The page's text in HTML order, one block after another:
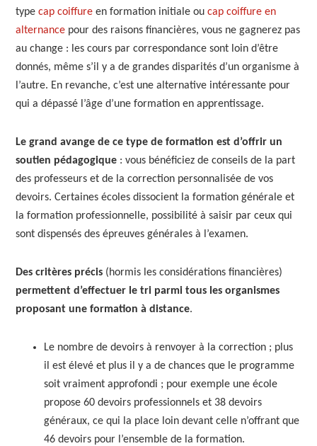
typecap coiffure en formation initiale oucap coiffure en
alternance pour des raisons financières, vous ne gagnerez pas
au change : les cours par correspondance sont loin d’être
donnés, même s’il y a de grandes disparités d’un organisme à
l’autre. En revanche, c’est une alternative intéressante pour
qui a dépassé l’âge d’une formation en apprentissage.
Le grand avange de ce type de formation est d’offrir un
soutien pédagogique : vous bénéficiez de conseils de la part
des professeurs et de la correction personnalisée de vos
devoirs. Certaines écoles dissocient la formation générale et
la formation professionnelle, possibilité à saisir par ceux qui
sont dispensés des épreuves générales à l’examen.
Des critères précis (hormis les considérations financières)
permettent d’effectuer le tri parmi tous les organismes
proposant une formation à distance.
Le nombre de devoirs à renvoyer à la correction ; plus
il est élevé et plus il y a de chances que le programme
soit vraiment approfondi ; pour exemple une école
propose 60 devoirs professionnels et 38 devoirs
généraux, ce qui la place loin devant celle n’offrant que
46 devoirs pour l’ensemble de la formation.